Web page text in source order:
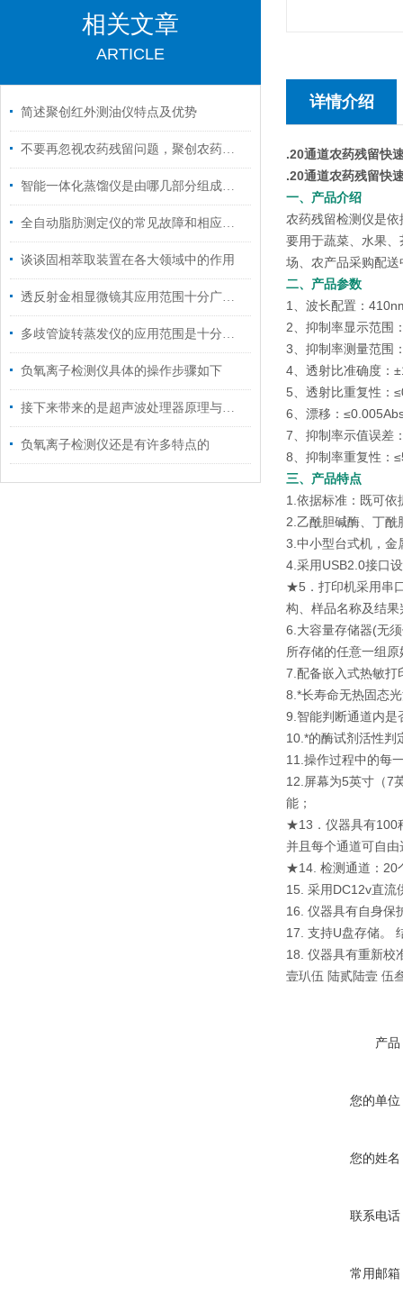
相关文章
ARTICLE
简述聚创红外测油仪特点及优势
不要再忽视农药残留问题，聚创农药残留检测仪来帮您！
智能一体化蒸馏仪是由哪几部分组成的呢？
全自动脂肪测定仪的常见故障和相应的解决策略
谈谈固相萃取装置在各大领域中的作用
透反射金相显微镜其应用范围十分广泛，主要涵盖以下几个核心领域
多歧管旋转蒸发仪的应用范围是十分广泛的
负氧离子检测仪具体的操作步骤如下
接下来带来的是超声波处理器原理与特点
负氧离子检测仪还是有许多特点的
详情介绍
.20通道农药残留快
.20通道农药残留快
一、产品介绍
农药残留检测仪是
要用于蔬菜、水果
场、农产品采购配
二、产品参数
1、波长配置：
2、抑制率显示范围
3、抑制率测量范围
4、透射比准确度：
5、透射比重复性：
6、漂移：
7、抑制率示值误差
8、抑制率重复性：
三、产品特点
1.依据标准：既可
2.乙酰胆碱酶、丁酰
3.中小型台式机，金
4.采用USB2.0接口
★5．打印机采用串
构、样品名称及结
6.大容量存储器(无
所存储的任意一组原
7.配备嵌入式热敏打
8.*长寿命无热固态
9.智能判断通道内是
10.*的酶试剂活性判
11.操作过程中的每
12.屏幕为5英寸（7
能；
★13．仪器具有100
并且每个通道可自
★14. 检测通道：20
15. 采用DC12v直流
16. 仪器具有自身保
17. 支持U盘存储。
18. 仪器具有重新校
壹玐伍 陆贰陆壹 伍
产品
您的单位
您的姓名
联系电话
常用邮箱